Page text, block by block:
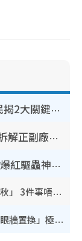
裝修拆鐵閘隨時變賊人目標？網民揭2大關鍵用途：裝新式等於白裝？附新舊鐵閘分別
網傳公院改用內地/副廠藥？醫生拆解正副廠分別 揭4類人換藥隨時出事
怕蟲人士夏日救星！日本3COINS爆紅驅蟲神器$45起 1招「全程免觸碰」輕鬆搞定小強
立秋2026｜8月7日立秋進入「多事之秋」 3件事唔做得！專家教6招開運 清枱頭／銀包納氣接好運
颱風白海豚料周日襲浙江！經歷5次「眼牆置換」極罕見 成登陸內地最長途颱風